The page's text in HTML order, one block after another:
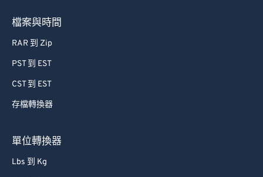
檔案與時間
RAR 到 Zip
PST 到 EST
CST 到 EST
存檔轉換器
單位轉換器
Lbs 到 Kg